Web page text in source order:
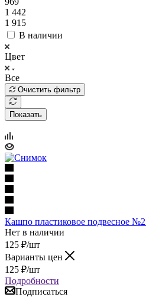
1 442
1 915
В наличии
Цвет
Все
Очистить фильтр
Показать
Кашпо пластиковое подвесное
Нет в наличии
125 ₽/шт
Варианты цен
125 ₽/шт
Подробности
Подписаться